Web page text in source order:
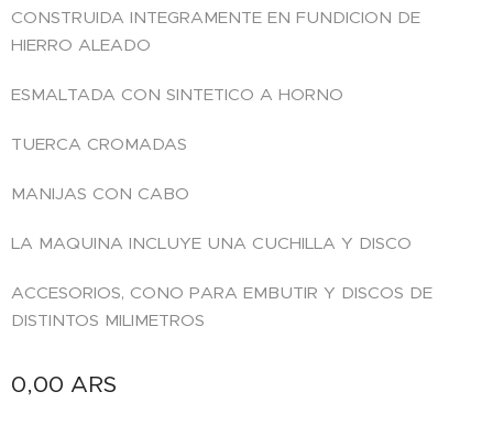
CONSTRUIDA INTEGRAMENTE EN FUNDICION DE
HIERRO ALEADO
ESMALTADA CON SINTETICO A HORNO
TUERCA CROMADAS
MANIJAS CON CABO
LA MAQUINA INCLUYE UNA CUCHILLA Y DISCO
ACCESORIOS, CONO PARA EMBUTIR Y DISCOS DE
DISTINTOS MILIMETROS
0,00 ARS